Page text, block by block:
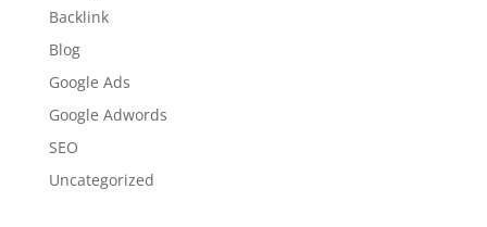
Backlink
Blog
Google Ads
Google Adwords
SEO
Uncategorized